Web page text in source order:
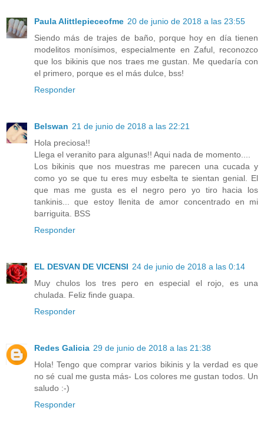
Paula Alittlepieceofme 20 de junio de 2018 a las 23:55
Siendo más de trajes de baño, porque hoy en día tienen
modelitos monísimos, especialmente en Zaful, reconozco
que los bikinis que nos traes me gustan. Me quedaría con
el primero, porque es el más dulce, bss!
Responder
Belswan 21 de junio de 2018 a las 22:21
Hola preciosa!!
Llega el veranito para algunas!! Aqui nada de momento....
Los bikinis que nos muestras me parecen una cucada y
como yo se que tu eres muy esbelta te sientan genial. El
que mas me gusta es el negro pero yo tiro hacia los
tankinis... que estoy llenita de amor concentrado en mi
barriguita. BSS
Responder
EL DESVAN DE VICENSI 24 de junio de 2018 a las 0:14
Muy chulos los tres pero en especial el rojo, es una
chulada. Feliz finde guapa.
Responder
Redes Galicia 29 de junio de 2018 a las 21:38
Hola! Tengo que comprar varios bikinis y la verdad es que
no sé cual me gusta más- Los colores me gustan todos. Un
saludo :-)
Responder